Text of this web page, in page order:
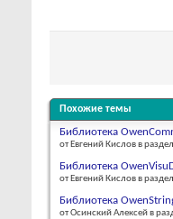
Похожие темы
Библиотека
от Евгений Кислов в
Библиотека
от Евгений Кислов в
Библиотека
от Осинский Алексей в